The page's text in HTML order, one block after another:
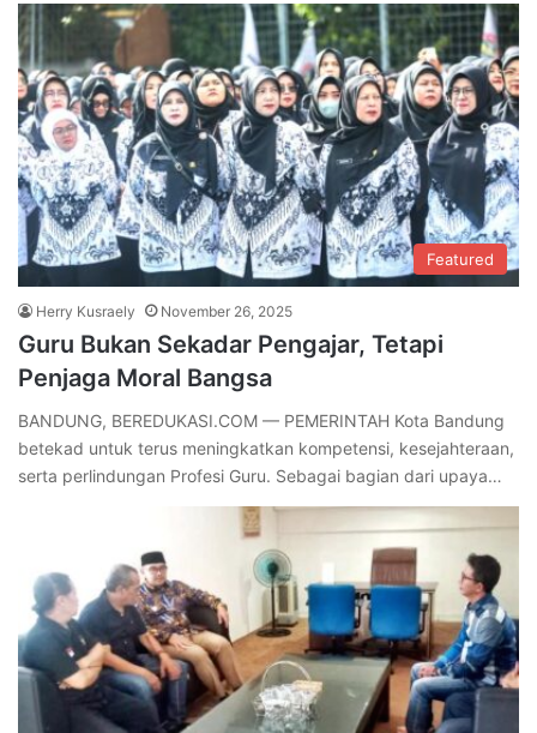
Featured
Herry Kusraely November 26, 2025
Guru Bukan Sekadar Pengajar, Tetapi
Penjaga Moral Bangsa
BANDUNG, BEREDUKASI.COM — PEMERINTAH Kota Bandung
betekad untuk terus meningkatkan kompetensi, kesejahteraan,
serta perlindungan Profesi Guru. Sebagai bagian dari upaya…